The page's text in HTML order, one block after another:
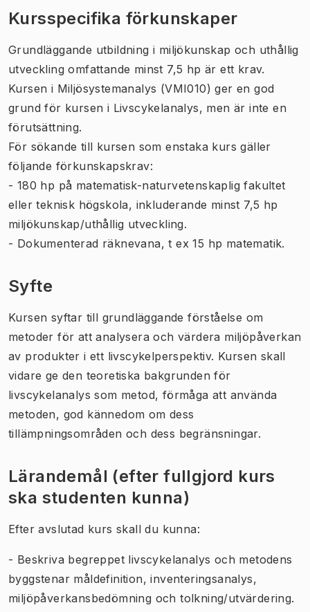
Kursspecifika förkunskaper
Grundläggande utbildning i miljökunskap och uthållig
utveckling omfattande minst 7,5 hp är ett krav.
Kursen i Miljösystemanalys (VMI010) ger en god
grund för kursen i Livscykelanalys, men är inte en
förutsättning.
För sökande till kursen som enstaka kurs gäller
följande förkunskapskrav:
- 180 hp på matematisk-naturvetenskaplig fakultet
eller teknisk högskola, inkluderande minst 7,5 hp
miljökunskap/uthållig utveckling.
- Dokumenterad räknevana, t ex 15 hp matematik.
Syfte
Kursen syftar till grundläggande förståelse om
metoder för att analysera och värdera miljöpåverkan
av produkter i ett livscykelperspektiv. Kursen skall
vidare ge den teoretiska bakgrunden för
livscykelanalys som metod, förmåga att använda
metoden, god kännedom om dess
tillämpningsområden och dess begränsningar.
Lärandemål (efter fullgjord kurs
ska studenten kunna)
Efter avslutad kurs skall du kunna:
- Beskriva begreppet livscykelanalys och metodens
byggstenar måldefinition, inventeringsanalys,
miljöpåverkansbedömning och tolkning/utvärdering.